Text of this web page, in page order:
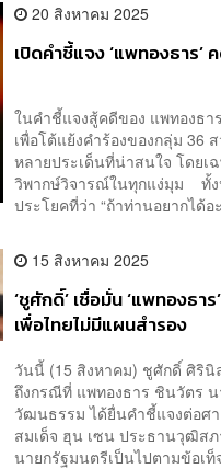
20 สิงหาคม 2025
เปิดคำชี้แจง ‘แพทองธาร’
ในคำชี้แจงสู้คดีของ แพทองธ
เพื่อโต้แย้งคำร้องของกลุ่ม 36
หลายประเด็นที่น่าสนใจ โดย
วิพากษ์วิจารณ์ในทุกแง่มุม ทั้งป
ประโยคที่ว่า “ถ้าท่านอยากได้อ
15 สิงหาคม 2025
‘ชูศักดิ์’ เชื่อมั่น ‘แพทองธ
เพื่อไทยไม่มีแผนสำรอง
วันนี้ (15 สิงหาคม) ชูศักดิ์ ศิริ
ถึงกรณีที่ แพทองธาร ชินวัตร
วัฒนธรรม ได้ยื่นคำชี้แจงต่อศ
สมเด็จ ฮุน เซน ประธานวุฒิส
นายกรัฐมนตรีเป็นไปตามข้อเ